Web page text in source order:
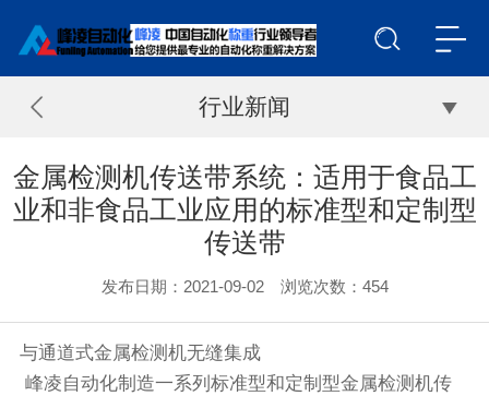
行业新闻
金属检测机传送带系统：适用于食品工
业和非食品工业应用的标准型和定制型
传送带
发布日期：2021-09-02 浏览次数： 454
与通道式金属检测机无缝集成
峰凌自动化制造一系列标准型和定制型金属检测机传